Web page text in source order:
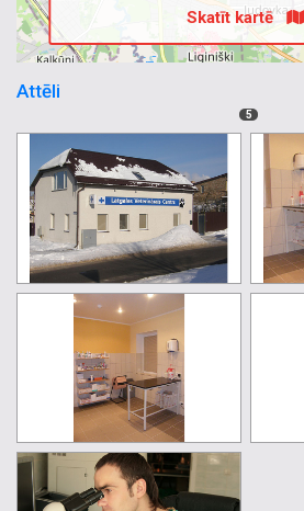
Skatīt kartē
Attēli
5